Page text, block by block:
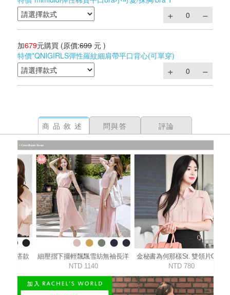
加679元購買 (原價:699 元 )
特價*QNIGIRLS彈性羅紋細肩帶平口背心(可單穿)
商品敘述 問與答 評論